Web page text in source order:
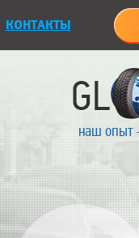
КОНТАКТЫ
наш опыт